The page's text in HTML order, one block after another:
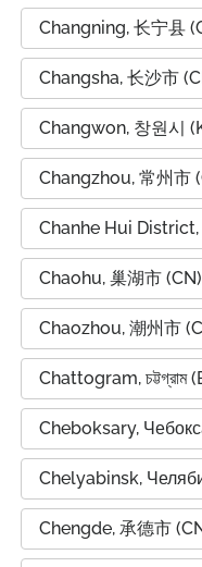
Changning, 长宁县
Changsha, 长沙市
Changwon, 창원시
Changzhou, 常州市
Chanhe Hui District,
Chaohu, 巢湖市 (CN)
Chaozhou, 潮州市
Chattogram, চট্টগ্রাম
Cheboksary,
Chelyabinsk,
Chengde, 承德市